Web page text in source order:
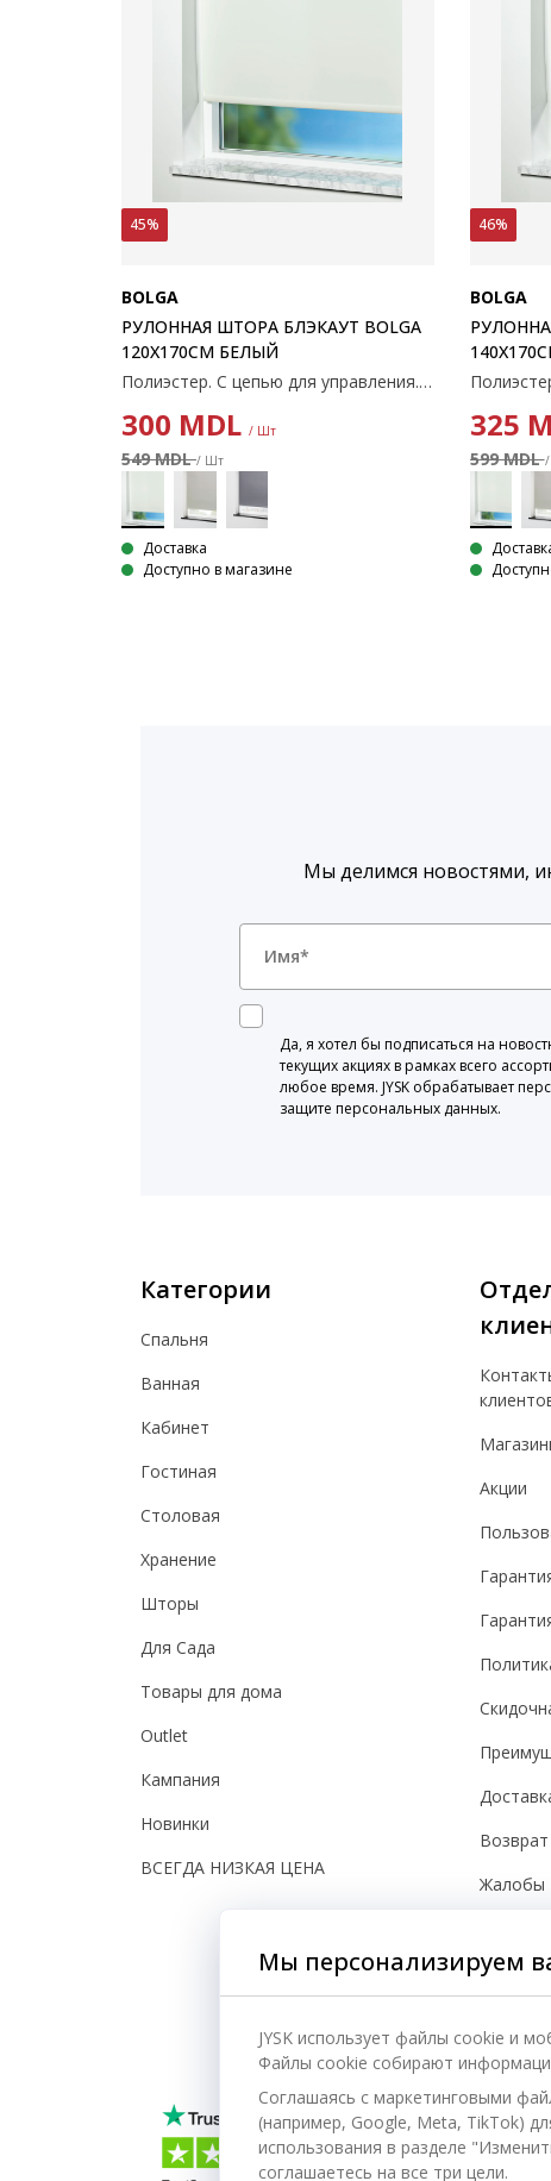
45%
BOLGA
РУЛОННАЯ ШТОРА БЛЭКАУТ BOLGA
120X170СМ БЕЛЫЙ
Полиэстер. С цепью для управления. Ширину можно обрезать. 120x170 см
300 MDL / Шт
549 MDL/ Шт
Доставка
Доступно в магазине
46%
BOLGA
325
599 MDL
Мы делимся новостями,
Да, я хотел бы подписаться на
текущих акциях в рамках всего
любое время. JYSK обрабатывает
защите персональных данных.
Категории
Спальня
Ванная
Кабинет
Гостиная
Столовая
Хранение
Шторы
Для Сада
Товары для дома
Outlet
Кампания
Новинки
ВСЕГДА НИЗКАЯ ЦЕНА
Акции
Возврат
Жалобы
Мы персонализируем
JYSK использует файлы cookie и
Файлы cookie собирают
Соглашаясь с маркетинговыми
(например, Google, Meta, TikTok)
использования в разделе
соглашаетесь на все три цели.